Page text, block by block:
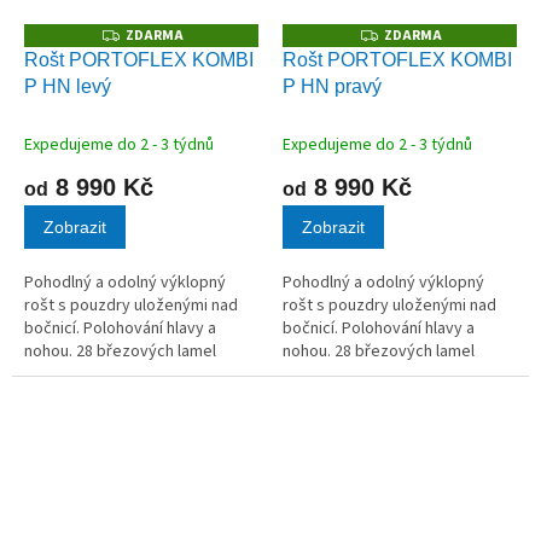
Z
D
A
ZDARMA
Rošt PORTOFLEX KOMBI
P HN levý
Expedujeme do 2 - 3 týdnů
od 8 990 Kč
Zobrazit
Pohodlný a odolný výklopný
rošt s pouzdry uloženými nad
bočnicí. Polohování hlavy a
nohou. 28 březových lamel
v kvalitních kaučukových
Z
D
A
R
ZDARMA
Rošt PORTOFLEX KOMBI
P HN pravý
Expedujeme do 2 - 3 týdnů
od 8 990 Kč
Zobrazit
Pohodlný a odolný výklopný
rošt s pouzdry uloženými nad
bočnicí. Polohování hlavy a
nohou. 28 březových lamel
v kvalitních kaučukových